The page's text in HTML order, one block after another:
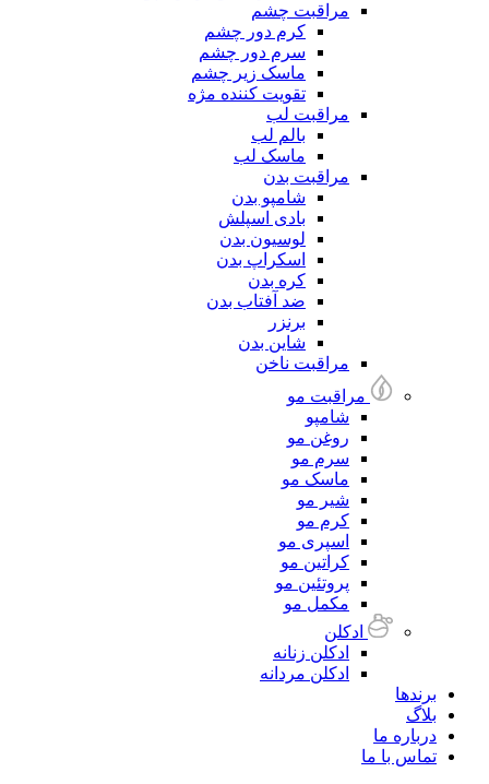
مراقبت چشم
کرم دور چشم
سرم دور چشم
ماسک زیر چشم
تقویت کننده مژه
مراقبت لب
بالم لب
ماسک لب
مراقبت بدن
شامپو بدن
بادی اسپلش
لوسیون بدن
اسکراپ بدن
کره بدن
ضد آفتاب بدن
برنزر
شاین بدن
مراقبت ناخن
مراقبت مو
شامپو
روغن مو
سرم مو
ماسک مو
شیر مو
کرم مو
اسپری مو
کراتین مو
پروتئین مو
مکمل مو
ادکلن
ادکلن زنانه
ادکلن مردانه
برندها
بلاگ
درباره ما
تماس با ما